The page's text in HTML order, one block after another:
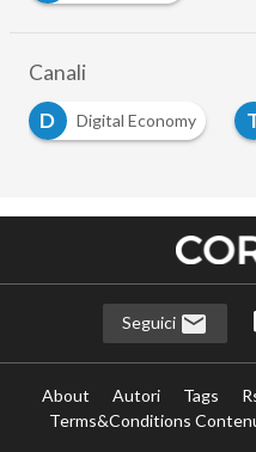
Canali
D
Digital Economy
Seguici
About Autori Tags
Terms&Conditions